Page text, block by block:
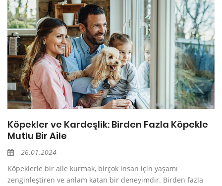
Köpekler ve Kardeşlik: Birden Fazla Köpekle
Mutlu Bir Aile
26.01.2024
Köpeklerle bir aile kurmak, birçok insan için yaşamı
zenginleştiren ve anlam katan bir deneyimdir. Birden fazla